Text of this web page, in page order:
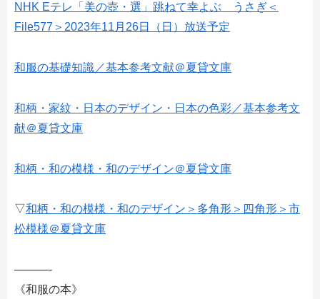
NHK Eテレ「美の壺・選」跳ねて幸よぶ うさぎ＜
File577＞2023年11月26日（日）放送予定
和服の基礎知識／基本参考文献＠夏貸文庫
和柄・家紋・日本のデザイン・日本の色彩／基本参考文
献＠夏貸文庫
和柄・和の模様・和のデザイン＠夏貸文庫
▽和柄・和の模様・和のデザイン＞多角形＞四角形＞市
松模様＠夏貸文庫
———-
《和服の本》